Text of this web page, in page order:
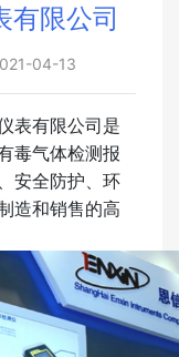
有限公司
04-13
表有限公司是
毒气体检测报
安全防护、环
造和销售的高